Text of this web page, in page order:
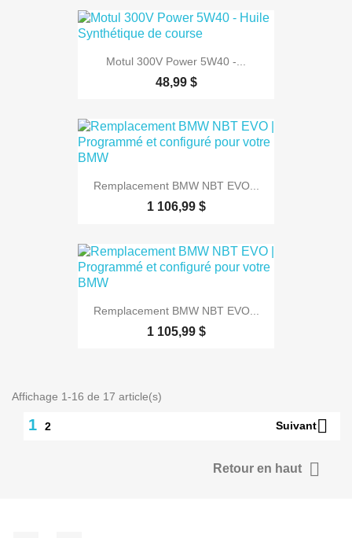
Motul 300V Power 5W40 -...
48,99 $
Remplacement BMW NBT EVO...
1 106,99 $
Remplacement BMW NBT EVO...
1 105,99 $
Affichage 1-16 de 17 article(s)
1 2 Suivant
Retour en haut 